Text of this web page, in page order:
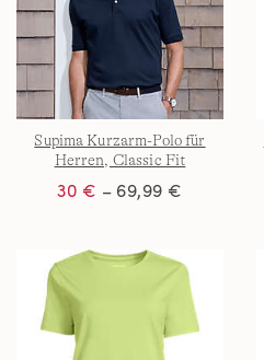
Supima Kurzarm-Polo für
Herren, Classic Fit
30 € – 69,99 €